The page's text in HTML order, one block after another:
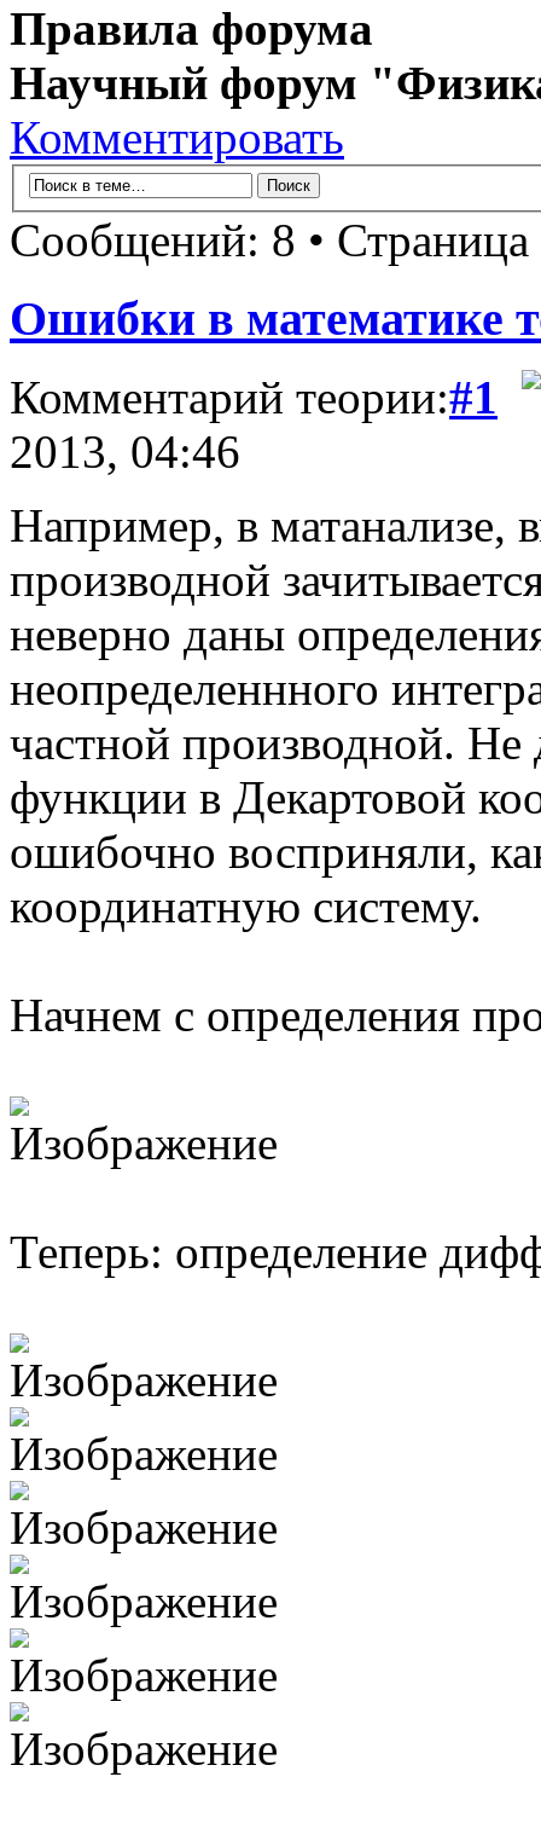
Правила форума
Научный форум
Комментировать
Сообщений: 8 • Страница
Ошибки в математике
Комментарий теории:#1
2013, 04:46
Например, в матанализе,
производной
неверно даны
неопределеннного
частной производной.
функции в Декартовой
ошибочно восприняли,
координатную систему.
Начнем с определения
Теперь: определение